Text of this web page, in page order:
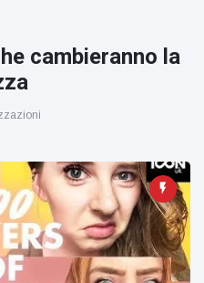
cambieranno la